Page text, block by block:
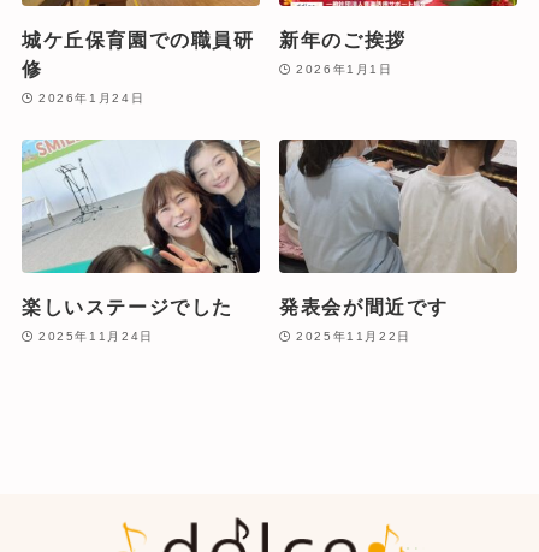
城ケ丘保育園での職員研
修
2026年1月24日
新年のご挨拶
2026年1月1日
楽しいステージでした
2025年11月24日
発表会が間近です
2025年11月22日